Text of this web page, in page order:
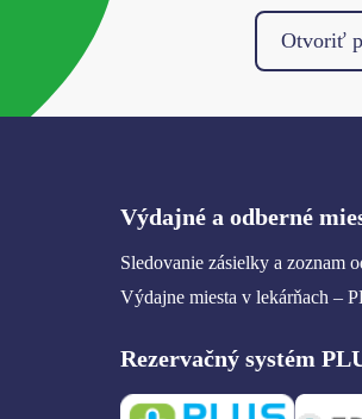
Otvoriť
Výdajné a odberné
Sledovanie zásielky a zoznam
Výdajne miesta v lekárňach –
Rezervačný systém